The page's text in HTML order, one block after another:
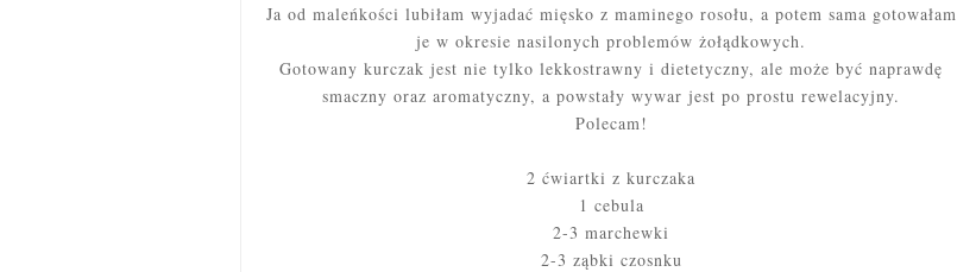
Ja od maleńkości lubiłam wyjadać mięsko z maminego rosołu, a potem sama gotowałam
je w okresie nasilonych problemów żołądkowych.
Gotowany kurczak jest nie tylko lekkostrawny i dietetyczny, ale może być naprawdę
smaczny oraz aromatyczny, a powstały wywar jest po prostu rewelacyjny.
Polecam!
2 ćwiartki z kurczaka
1 cebula
2-3 marchewki
2-3 ząbki czosnku